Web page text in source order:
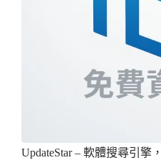
UpdateStar – 軟體搜尋引擎